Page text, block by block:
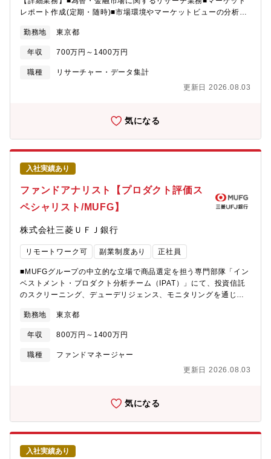
レポート作成(定期・随時)■市場環境やマーケットビューの分析・
顧客訪問（訪問・WEB）■顧客訪問を通じたセールス・トレーデ
ィング業務サポート■海外メンバーとの連携、海外への情報発信
（英語）■海外アナリスト・当局との情報交換、説明業務※業務に
応じて海外出張もございます。【業務の進め方】■地域（通貨）で
すが、チームでビューを合わせながら対応しています。【募集背
【配属組織】■金融市場部 国内 200名弱 + 海外拠点メンバーー
マーケットリサーチGr：国内 8名 ＋ 各海外拠点【魅力ポイント】
■マーケットの最前線に立てる環境すぐ近くにトレーダーがおり、
実際の市場の動きを直接肌で感じながらリサーチ業務に取り組め
ます。トレーディング現場との緊密な連携が可能です。■グローバ
ルな業務・ダイナミックな情報発信国内外に多くのメンバーが在
籍しており、海外アナリストとの情報交換や英語を活かした発信
業務が日常です。日本国内のみならず、世界の幅広い顧客・投資
家に向けてリサーチ成果を発信することが可能です。【キャリア
す。例えばアナリスト職として専門性を高めるキャリア、市場部
門にてセールスやトレーダー業務の経験を積む、または別部門へ
もご希望があればお伝えできる環境です。【働き方】■テレワー
こともございます。
勤務地 東京都
年収 700万円～1400万円
職種
リサーチャー・データ集計
更新日 2026.08.03
気になる
入社実績あり
ファンドアナリスト【プロダクト評価ス
ペシャリスト/MUFG】
株式会社三菱ＵＦＪ銀行
リモートワーク可 副業制度あり 正社員
■MUFGグループの中立的な立場で商品選定を担う専門部隊「イン
ベストメント・プロダクト分析チーム（IPAT）」にて、投資信託
のスクリーニング、デューデリジェンス、モニタリングを通じ
業務】IPATの主な業務内容は１）商品選定２）モニタリング３）
管理となり、具体的に以下をお任せいたします。１）国内公募追
加型株式投資信託の中から、MUFG独自の定性・定量基準に基づ
く投資信託のスクリーニング外部評価機関と連携したデューデリ
オルタナ等へ対象を拡大予定）２）銀行・証券・信託が取り扱う
の抽出と改善提案、中立的な立場から業態に対する各種提言、商
品ラインアップの品質維持とアフターフォロー支援。※案件は基
本ペア制で業務を行っていただきます。【ファンド選定のフロ
ー】１）初期分析：国内の投資信託から、MUFG統一基準に基づ
き相対的に優位なファンド群を抽出２）評価・調査：外部評価機
関と連携し、運用会社・商品の詳細なデューデリジェンスを実施
勤務地 東京都
年収 800万円～1400万円
職種
ファンドマネージャー
更新日 2026.08.03
気になる
入社実績あり